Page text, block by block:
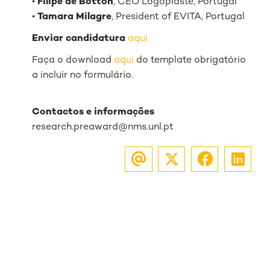
• Filipe de Botton, CEO Logoplaste, Portugal
•Tamara Milagre, President of EVITA, Portugal
Enviar candidatura aqui
Faça o download aqui do template obrigatório
a incluir no formulário.
Contactos e informações
research.preaward@nms.unl.pt